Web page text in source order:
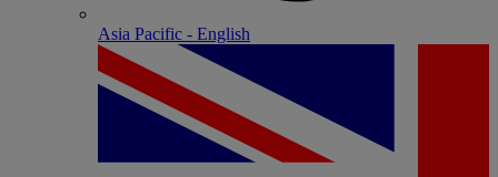
Asia Pacific - English